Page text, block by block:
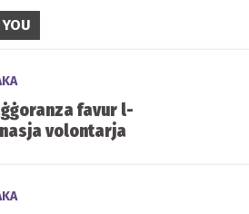
favur l-
volontarja